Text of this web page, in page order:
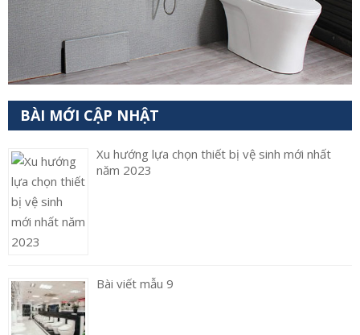
BÀI MỚI CẬP NHẬT
Xu hướng lựa chọn thiết bị vệ sinh mới nhất
năm 2023
Bài viết mẫu 9